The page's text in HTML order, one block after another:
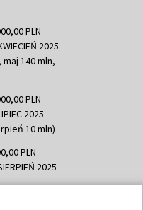
PLN
2025
140 mln,
PLN
2025
10 mln)
PLN
2025
PLN